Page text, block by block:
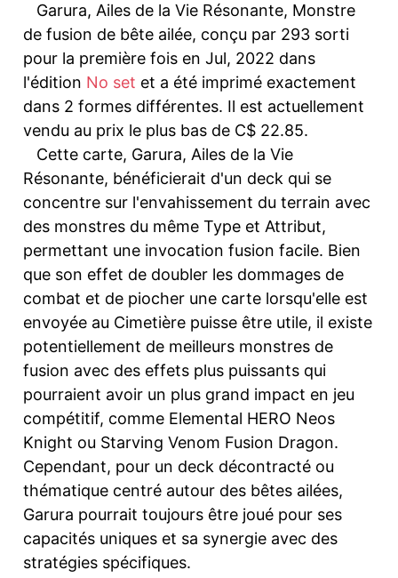
Garura, Ailes de la Vie Résonante, Monstre
de fusion de bête ailée, conçu par 293 sorti
pour la première fois en Jul, 2022 dans
l'édition No set et a été imprimé exactement
dans 2 formes différentes. Il est actuellement
vendu au prix le plus bas de C$ 22.85.
Cette carte, Garura, Ailes de la Vie
Résonante, bénéficierait d'un deck qui se
concentre sur l'envahissement du terrain avec
des monstres du même Type et Attribut,
permettant une invocation fusion facile. Bien
que son effet de doubler les dommages de
combat et de piocher une carte lorsqu'elle est
envoyée au Cimetière puisse être utile, il existe
potentiellement de meilleurs monstres de
fusion avec des effets plus puissants qui
pourraient avoir un plus grand impact en jeu
compétitif, comme Elemental HERO Neos
Knight ou Starving Venom Fusion Dragon.
Cependant, pour un deck décontracté ou
thématique centré autour des bêtes ailées,
Garura pourrait toujours être joué pour ses
capacités uniques et sa synergie avec des
stratégies spécifiques.